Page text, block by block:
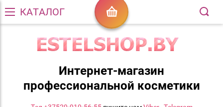
КАТАЛОГ
Интернет-магазин
профессиональной косметики